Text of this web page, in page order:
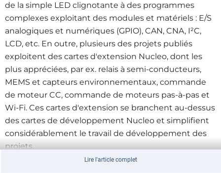
de la simple LED clignotante à des programmes
complexes exploitant des modules et matériels : E/S
analogiques et numériques (GPIO), CAN, CNA, I²C,
LCD, etc. En outre, plusieurs des projets publiés
exploitent des cartes d'extension Nucleo, dont les
plus appréciées, par ex. relais à semi-conducteurs,
MEMS et capteurs environnementaux, commande
de moteur CC, commande de moteurs pas-à-pas et
Wi-Fi. Ces cartes d'extension se branchent au-dessus
des cartes de développement Nucleo et simplifient
considérablement le travail de développement des
projets.
Lire l'article complet